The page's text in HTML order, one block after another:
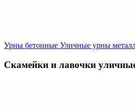
Урны бетонные Уличные урны
Скамейки и лавочки